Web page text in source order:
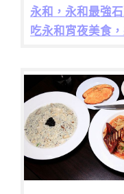
永和，永和最強
吃永和宵夜美食